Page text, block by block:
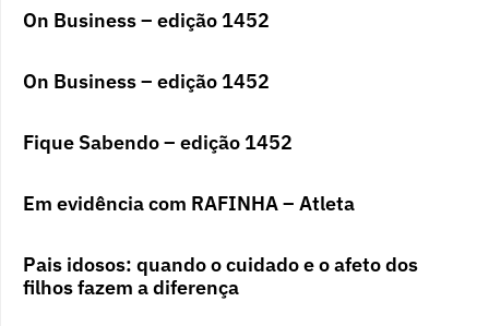
On Business – edição 1452
On Business – edição 1452
Fique Sabendo – edição 1452
Em evidência com RAFINHA – Atleta
Pais idosos: quando o cuidado e o afeto dos
filhos fazem a diferença